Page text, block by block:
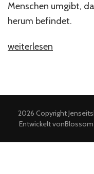
Menschen umgibt,
herum befindet.
„Die
weiterlesen
2026 Copyright
Entwickelt von